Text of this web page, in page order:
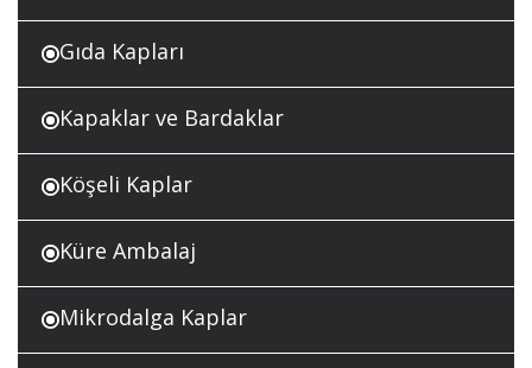
Gıda Kapları
Kapaklar ve Bardaklar
Köşeli Kaplar
Küre Ambalaj
Mikrodalga Kaplar